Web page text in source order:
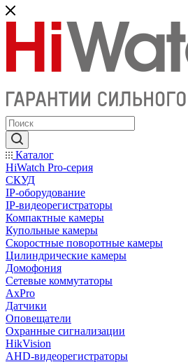
Каталог
HiWatch Pro-серия
CКУД
IP-оборудование
IP-видеорегистраторы
Компактные камеры
Купольные камеры
Скоростные поворотные камеры
Цилиндрические камеры
Домофония
Сетевые коммутаторы
AxPro
Датчики
Оповещатели
Охранные сигнализации
HikVision
AHD-видеорегистраторы